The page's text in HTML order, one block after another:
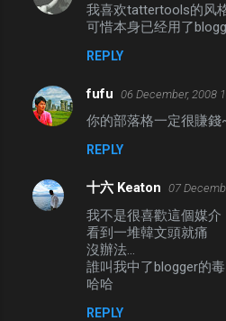
我喜欢tattertools的风
可惜本身已经用了
REPLY
fufu 06 December, 2008
你的部落格一定很賺
REPLY
十六 Keaton 07
我不是很喜歡這個媒介
看到一堆韓文頭就痛
沒辦法...
誰叫我中了blogger的毒
哈哈
REPLY